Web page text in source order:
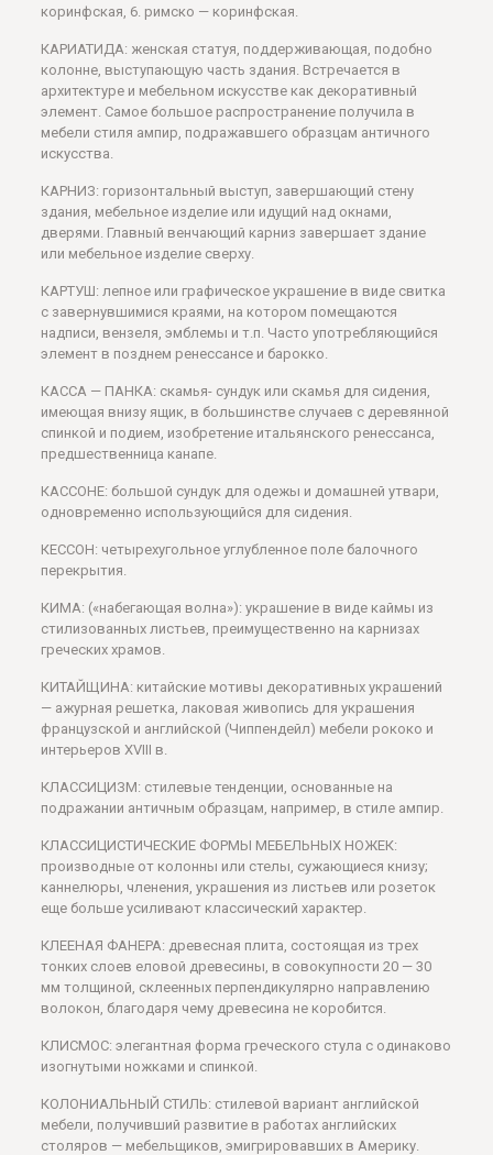
коринфская, 6. римско — коринфская.
КАРИАТИДА: женская статуя, поддерживающая, подобно
колонне, выступающую часть здания. Встречается в
архитектуре и мебельном искусстве как декоративный
элемент. Самое большое распространение получила в
мебели стиля ампир, подражавшего образцам античного
искусства.
КАРНИЗ: горизонтальный выступ, завершающий стену
здания, мебельное изделие или идущий над окнами,
дверями. Главный венчающий карниз завершает здание
или мебельное изделие сверху.
КАРТУШ: лепное или графическое украшение в виде свитка
с завернувшимися краями, на котором помещаются
надписи, вензеля, эмблемы и т.п. Часто употребляющийся
элемент в позднем ренессансе и барокко.
КАССА — ПАНКА: скамья- сундук или скамья для сидения,
имеющая внизу ящик, в большинстве случаев с деревянной
спинкой и подием, изобретение итальянского ренессанса,
предшественница канапе.
КАССОНЕ: большой сундук для одежы и домашней утвари,
одновременно использующийся для сидения.
КЕССОН: четырехугольное углубленное поле балочного
перекрытия.
КИМА: («набегающая волна»): украшение в виде каймы из
стилизованных листьев, преимущественно на карнизах
греческих храмов.
КИТАЙЩИНА: китайские мотивы декоративных украшений
— ажурная решетка, лаковая живопись для украшения
французской и английской (Чиппендейл) мебели рококо и
интерьеров XVIII в.
КЛАССИЦИЗМ: стилевые тенденции, основанные на
подражании античным образцам, например, в стиле ампир.
КЛАССИЦИСТИЧЕСКИЕ ФОРМЫ МЕБЕЛЬНЫХ НОЖЕК:
производные от колонны или стелы, сужающиеся книзу;
каннелюры, членения, украшения из листьев или розеток
еще больше усиливают классический характер.
КЛЕЕНАЯ ФАНЕРА: древесная плита, состоящая из трех
тонких слоев еловой древесины, в совокупности 20 — 30
мм толщиной, склеенных перпендикулярно направлению
волокон, благодаря чему древесина не коробится.
КЛИСМОС: элегантная форма греческого стула с одинаково
изогнутыми ножками и спинкой.
КОЛОНИАЛЬНЫЙ СТИЛЬ: стилевой вариант английской
мебели, получивший развитие в работах английских
столяров — мебельщиков, эмигрировавших в Америку.